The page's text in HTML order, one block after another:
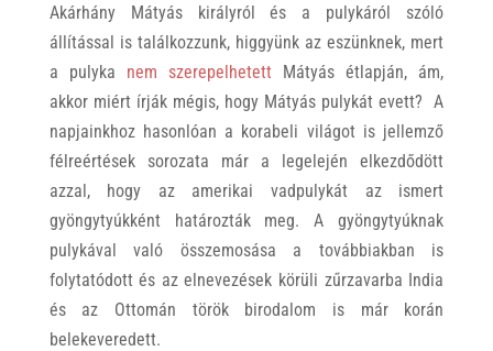
Akárhány Mátyás királyról és a pulykáról szóló
állítással is találkozzunk, higgyünk az eszünknek, mert
a pulyka nem szerepelhetett Mátyás étlapján, ám,
akkor miért írják mégis, hogy Mátyás pulykát evett? A
napjainkhoz hasonlóan a korabeli világot is jellemző
félreértések sorozata már a legelején elkezdődött
azzal, hogy az amerikai vadpulykát az ismert
gyöngytyúkként határozták meg. A gyöngytyúknak
pulykával való összemosása a továbbiakban is
folytatódott és az elnevezések körüli zűrzavarba India
és az Ottomán török birodalom is már korán
belekeveredett.